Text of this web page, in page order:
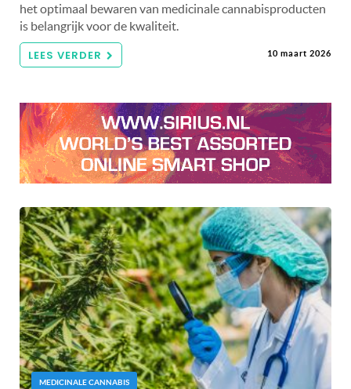
het optimaal bewaren van medicinale cannabisproducten
is belangrijk voor de kwaliteit.
LEES VERDER 10 maart 2026
MEDICINALE CANNABIS